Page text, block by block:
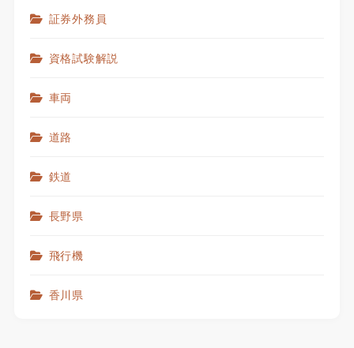
証券外務員
資格試験解説
車両
道路
鉄道
長野県
飛行機
香川県